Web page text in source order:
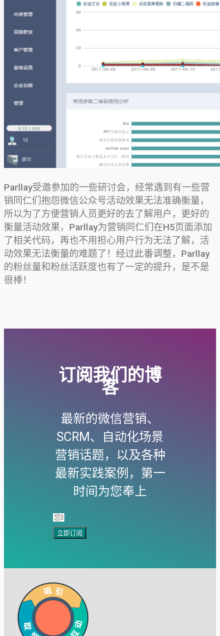
Parllay受邀参加的一些研讨会，经常遇到有一些营
销同仁们抱怨微信公众号活动效果无法准确衡量，
所以为了方便营销人员更好的去了解用户，更好的
衡量活动效果，Parllay为营销同仁们在H5页面添加
了相关代码，再也不用担心用户行为无法了解，活
动效果无法衡量的难题了！经过此番调整，Parllay
的粉丝量和粉丝活跃度也有了一定的提升，是不是
很棒！
订阅我们的博
客
最新的微信营销、
SCRM、自动化场景
营销话题，以及各种
最新实践案例，第一
时间为您奉上
立即订阅